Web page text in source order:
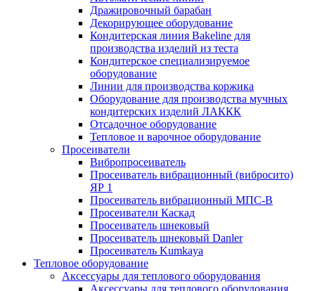
Дражировочный барабан
Декорирующее оборудование
Кондитерская линия Bakeline для
производства изделий из теста
Кондитерское специализируемое
оборудование
Линии для производства коржика
Оборудование для производства мучных
кондитерских изделий ЛАККК
Отсадочное оборудование
Тепловое и варочное оборудование
Просеиватели
Вибропросеиватель
Просеиватель вибрационный (вибросито)
ЯР 1
Просеиватель вибрационный МПС-В
Просеиватели Каскад
Просеиватель шнековый
Просеиватель шнековый Danler
Просеиватель Kumkaya
Тепловое оборудование
Аксессуары для теплового оборудования
Аксессуары для теплового оборудования